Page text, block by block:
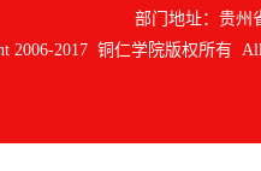
部门地址：贵州
2006-2017 铜仁学院版权所有